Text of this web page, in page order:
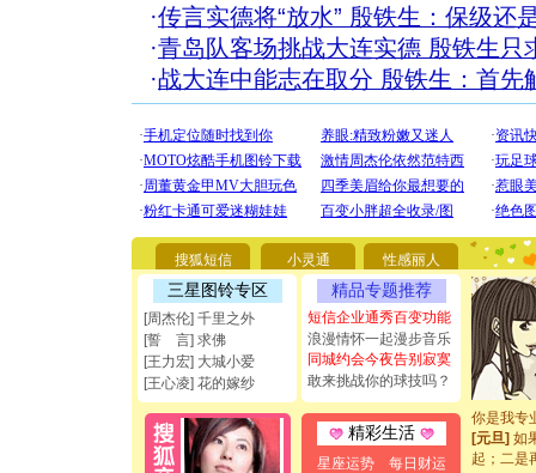
·传言实德将“放水” 殷铁生：保级还
·青岛队客场挑战大连实德 殷铁生
·战大连中能志在取分 殷铁生：首先
搜狐短信 小灵通 性感丽人
三星图铃专区
[周杰伦] 千里之外
[誓 言] 求佛
[王力宏] 大城小爱
[王心凌] 花的嫁纱
精品专题推荐
短信企业通秀百变功能
浪漫情怀一起漫步音乐
同城约会今夜告别寂寞
敢来挑战你的球技吗？
精彩生活
星座运势
每日财运
[圣诞节]
要平安！
[圣诞节]
能正大光
都要快乐
[圣诞节]
如意,快
[元旦]看
断电。爱
你是我专
[元旦] 如
起；二是